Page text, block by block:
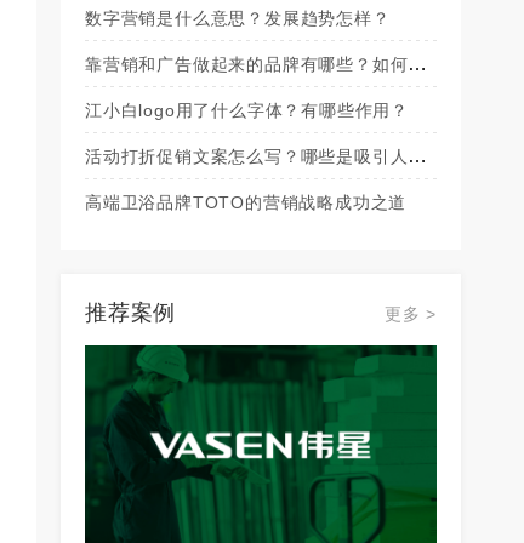
数字营销是什么意思？发展趋势怎样？
靠营销和广告做起来的品牌有哪些？如何成
功的？
江小白logo用了什么字体？有哪些作用？
活动打折促销文案怎么写？哪些是吸引人
的？
高端卫浴品牌TOTO的营销战略成功之道
推荐案例 更多 >